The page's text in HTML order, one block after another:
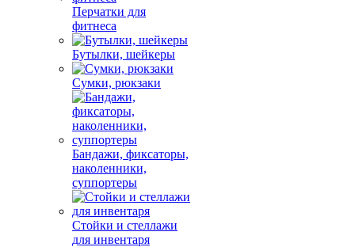
Перчатки для
фитнеса
Бутылки, шейкеры
Сумки, рюкзаки
Бандажи, фиксаторы,
наколенники,
суппортеры
Стойки и стеллажи
для инвентаря